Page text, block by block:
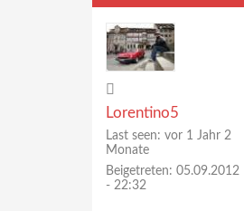
Lorentino5
Last seen: vor 1 Jahr 2
Monate
Beigetreten: 05.09.2012
- 22:32